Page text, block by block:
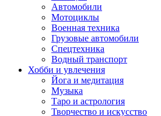
Автомобили
Мотоциклы
Военная техника
Грузовые автомобили
Спецтехника
Водный транспорт
Хобби и увлечения
Йога и медитация
Музыка
Таро и астрология
Творчество и искусство